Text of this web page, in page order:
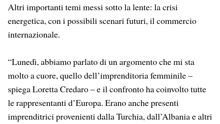
Altri importanti temi messi sotto la lente: la crisi
energetica, con i possibili scenari futuri, il commercio
internazionale.
“Lunedì, abbiamo parlato di un argomento che mi sta
molto a cuore, quello dell’imprenditoria femminile –
spiega Loretta Credaro – e il confronto ha coinvolto tutte
le rappresentanti d’Europa. Erano anche presenti
imprenditrici provenienti dalla Turchia, dall’Albania e altri